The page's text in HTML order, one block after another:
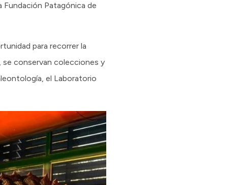
Fundación Patagónica de
para recorrer la
se conservan colecciones y
el Laboratorio